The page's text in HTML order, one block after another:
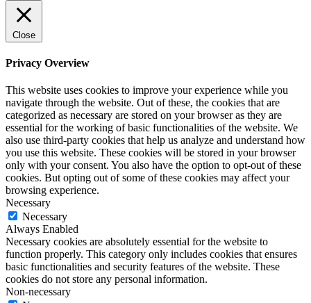
Close
Privacy Overview
This website uses cookies to improve your experience while you
navigate through the website. Out of these, the cookies that are
categorized as necessary are stored on your browser as they are
essential for the working of basic functionalities of the website. We
also use third-party cookies that help us analyze and understand how
you use this website. These cookies will be stored in your browser
only with your consent. You also have the option to opt-out of these
cookies. But opting out of some of these cookies may affect your
browsing experience.
Necessary
Necessary
Always Enabled
Necessary cookies are absolutely essential for the website to
function properly. This category only includes cookies that ensures
basic functionalities and security features of the website. These
cookies do not store any personal information.
Non-necessary